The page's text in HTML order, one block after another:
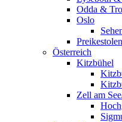
Odda &
Oslo
Preikestolen
Österreich
Kitzbühel
Zell am